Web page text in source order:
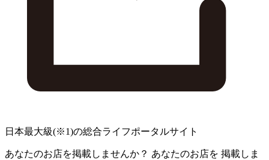
日本最大級(※1)の総合ライフポータルサイト
あなたのお店を掲載しませんか？ あなたのお店を 掲載しま